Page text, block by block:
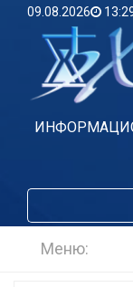
09.08.2026
Меню: